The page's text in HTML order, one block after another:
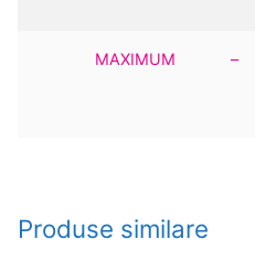
MAXIMUM –
Produse similare